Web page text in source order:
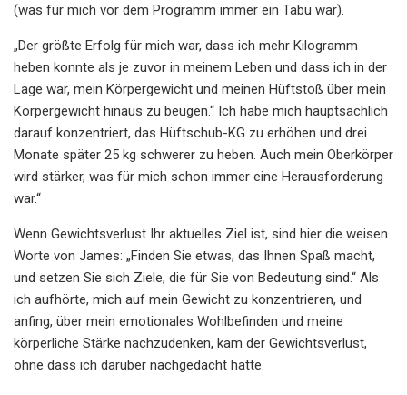
(was für mich vor dem Programm immer ein Tabu war).
„Der größte Erfolg für mich war, dass ich mehr Kilogramm
heben konnte als je zuvor in meinem Leben und dass ich in der
Lage war, mein Körpergewicht und meinen Hüftstoß über mein
Körpergewicht hinaus zu beugen.“ Ich habe mich hauptsächlich
darauf konzentriert, das Hüftschub-KG zu erhöhen und drei
Monate später 25 kg schwerer zu heben. Auch mein Oberkörper
wird stärker, was für mich schon immer eine Herausforderung
war.“
Wenn Gewichtsverlust Ihr aktuelles Ziel ist, sind hier die weisen
Worte von James: „Finden Sie etwas, das Ihnen Spaß macht,
und setzen Sie sich Ziele, die für Sie von Bedeutung sind.“ Als
ich aufhörte, mich auf mein Gewicht zu konzentrieren, und
anfing, über mein emotionales Wohlbefinden und meine
körperliche Stärke nachzudenken, kam der Gewichtsverlust,
ohne dass ich darüber nachgedacht hatte.